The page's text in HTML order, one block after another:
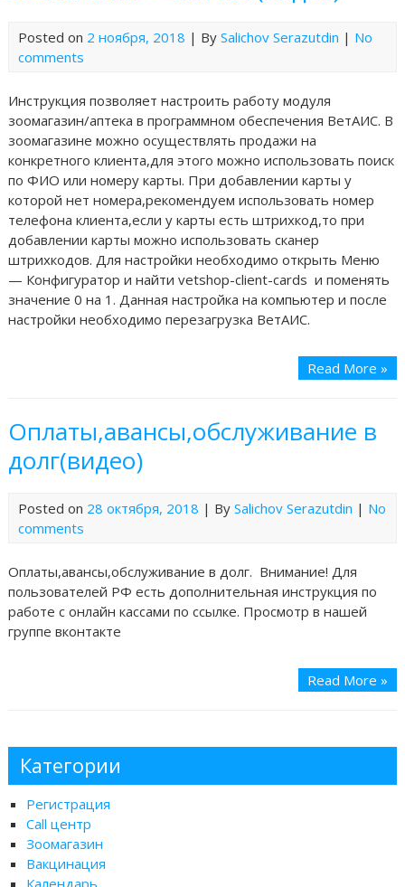
Posted on 2 ноября, 2018 | By Salichov Serazutdin | No
comments
Инструкция позволяет настроить работу модуля
зоомагазин/аптека в программном обеспечения ВетАИС. В
зоомагазине можно осуществлять продажи на
конкретного клиента,для этого можно использовать поиск
по ФИО или номеру карты. При добавлении карты у
которой нет номера,рекомендуем использовать номер
телефона клиента,если у карты есть штрихкод,то при
добавлении карты можно использовать сканер
штрихкодов. Для настройки необходимо открыть Меню
— Конфигуратор и найти vetshop-client-cards и поменять
значение 0 на 1. Данная настройка на компьютер и после
настройки необходимо перезагрузка ВетАИС.
Read More »
Оплаты,авансы,обслуживание в
долг(видео)
Posted on 28 октября, 2018 | By Salichov Serazutdin | No
comments
Оплаты,авансы,обслуживание в долг. Внимание! Для
пользователей РФ есть дополнительная инструкция по
работе с онлайн кассами по ссылке. Просмотр в нашей
группе вконтакте
Read More »
Категории
Регистрация
Call центр
Зоомагазин
Вакцинация